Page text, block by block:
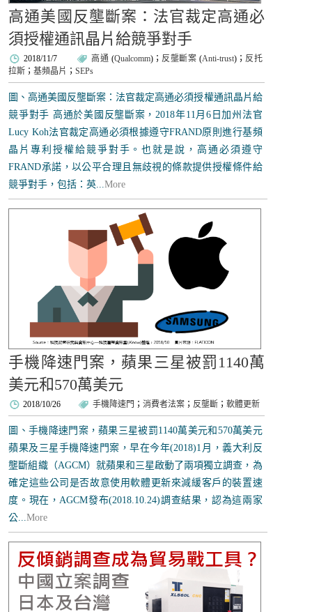
高通美國反壟斷案：法官裁定高通必
須授權通訊晶片給競爭對手
2018/11/7 高通 (Qualcomm)； 反壟斷案 (Anti-trust)； 反托
拉斯 ；基頻晶片 ；SEPs
圖、高通美國反壟斷案：法官裁定高通必須授權通訊晶片給
競爭對手 高通於美國反壟斷案，2018年11月6日加州法官
Lucy Koh法官裁定高通必須根據遵守FRAND原則進行基頻
晶片專利授權給競爭對手。也就是說，高通必須遵守
FRAND承諾，以公平合理且無歧視的條款提供授權條件給
競爭對手，包括：英...More
手機降速門案，蘋果三星被罰1140萬
美元和570萬美元
2018/10/26 手機降速門 ；消費者法案 ； 反壟斷 ；軟體更新
圖、手機降速門案，蘋果三星被罰1140萬美元和570萬美元
蘋果及三星手機降速門案，早在今年(2018)1月，義大利反
壟斷組織（AGCM）就蘋果和三星啟動了兩項獨立調查，為
確定這些公司是否故意使用軟體更新來減緩客戶的裝置速
度。現在，AGCM發布(2018.10.24)調查結果，認為這兩家
公...More